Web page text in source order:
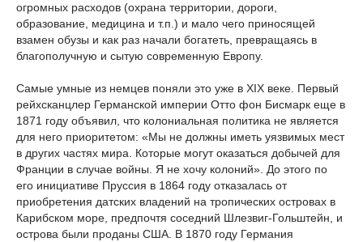
огромных расходов (охрана территории, дороги,
образование, медицина и т.п.) и мало чего приносящей
взамен обузы и как раз начали богатеть, превращаясь в
благополучную и сытую современную Европу.
Самые умные из немцев поняли это уже в XIX веке. Первый
рейхсканцлер Германской империи Отто фон Бисмарк еще в
1871 году объявил, что колониальная политика не является
для него приоритетом: «Мы не должны иметь уязвимых мест
в других частях мира. Которые могут оказаться добычей для
Франции в случае войны. Я не хочу колоний». До этого по
его инициативе Пруссия в 1864 году отказалась от
приобретения датских владений на тропических островах в
Карибском море, предпочтя соседний Шлезвиг-Гольштейн, и
острова были проданы США. В 1870 году Германия